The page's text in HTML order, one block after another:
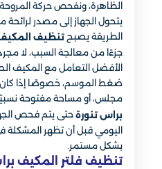
الظاهرة، ونفحص حركة
يتحول الجهاز إلى مصدر
الطريقة يصبح تنظيف المكيف
جزءًا من معالجة السبب، لا
الأفضل التعامل مع المكيف
ضغط الموسم، خصوصًا إذا
مجلس، أو مساحة مفتوحة
براس تنورة حتى يتم فحص
اليومي قبل أن تظهر المشكلة
بشكل مستمر.
تنظيف فلتر المكيف